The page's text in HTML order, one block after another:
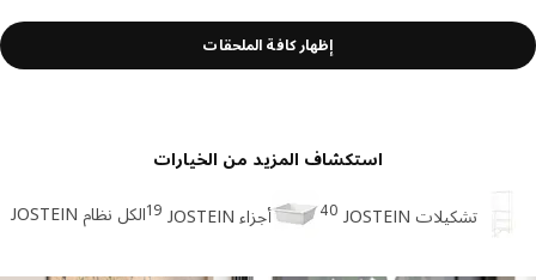
إظهار كافة الملحقات
استكشاف المزيد من الخيارات
تشكيلات JOSTEIN 40 أجزاء JOSTEIN 19 الكل نظام JOSTEIN